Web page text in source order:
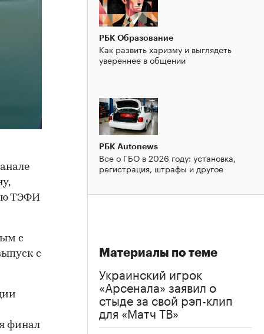
ТЭФИ
с
с
финал
РБК Образование
Как развить харизму и выглядеть
увереннее в общении
РБК Autonews
Все о ГБО в 2026 году: установка,
регистрация, штрафы и другое
Материалы по теме
Украинский игрок
«Арсенала» заявил о
стыде за свой рэп-клип
для «Матч ТВ»